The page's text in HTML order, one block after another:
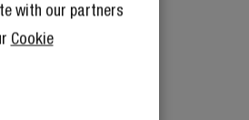
with our partners
Cookie